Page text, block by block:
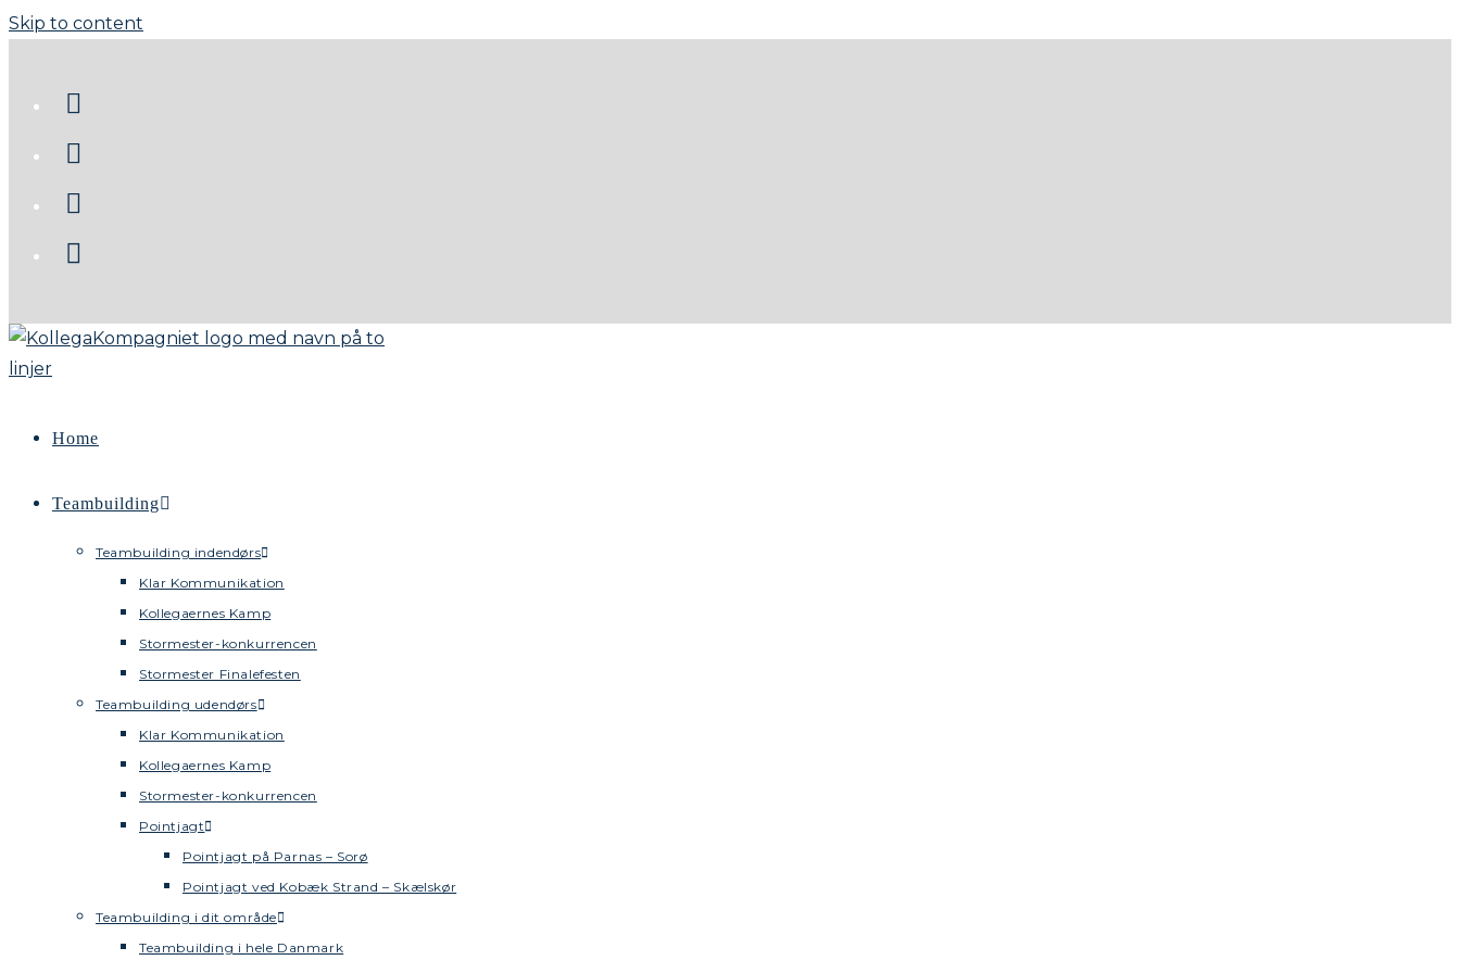
Skip to content
Home
Teambuilding
Teambuilding indendørs
Klar Kommunikation
Kollegaernes Kamp
Stormester-konkurrencen
Stormester Finalefesten
Teambuilding udendørs
Klar Kommunikation
Kollegaernes Kamp
Stormester-konkurrencen
Pointjagt
Pointjagt på Parnas – Sorø
Pointjagt ved Kobæk Strand – Skælskør
Teambuilding i dit område
Teambuilding i hele Danmark